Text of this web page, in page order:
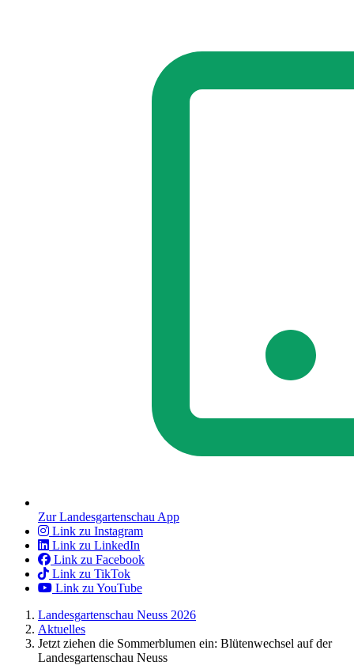
Zur Landesgartenschau App
Link zu Instagram
Link zu LinkedIn
Link zu Facebook
Link zu TikTok
Link zu YouTube
Landesgartenschau Neuss 2026
Aktuelles
Jetzt ziehen die Sommerblumen ein: Blütenwechsel auf der
Landesgartenschau Neuss